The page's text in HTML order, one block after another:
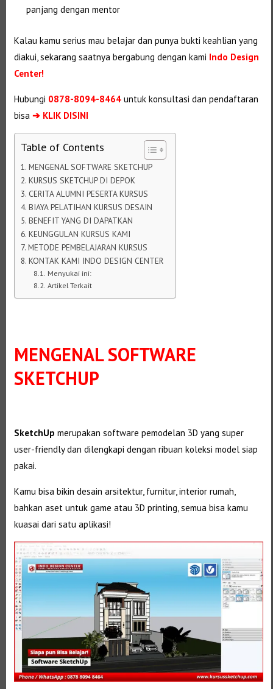
panjang dengan mentor
Kalau kamu serius mau belajar dan punya bukti keahlian yang
diakui, sekarang saatnya bergabung dengan kami Indo Design
Center!
Hubungi 0878-8094-8464 untuk konsultasi dan pendaftaran
bisa➔ KLIK DISINI
Table of Contents
MENGENAL SOFTWARE SKETCHUP
KURSUS SKETCHUP DI DEPOK
CERITA ALUMNI PESERTA KURSUS
BIAYA PELATIHAN KURSUS DESAIN
BENEFIT YANG DI DAPATKAN
KEUNGGULAN KURSUS KAMI
METODE PEMBELAJARAN KURSUS
KONTAK KAMI INDO DESIGN CENTER
Menyukai ini:
Artikel Terkait
MENGENAL SOFTWARE
SKETCHUP
SketchUp merupakan software pemodelan 3D yang super
user-friendly dan dilengkapi dengan ribuan koleksi model siap
pakai.
Kamu bisa bikin desain arsitektur, furnitur, interior rumah,
bahkan aset untuk game atau 3D printing, semua bisa kamu
kuasai dari satu aplikasi!